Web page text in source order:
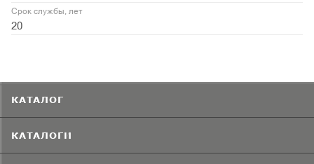
Срок службы, лет
20
КАТАЛОГ
КАТАЛОГИ